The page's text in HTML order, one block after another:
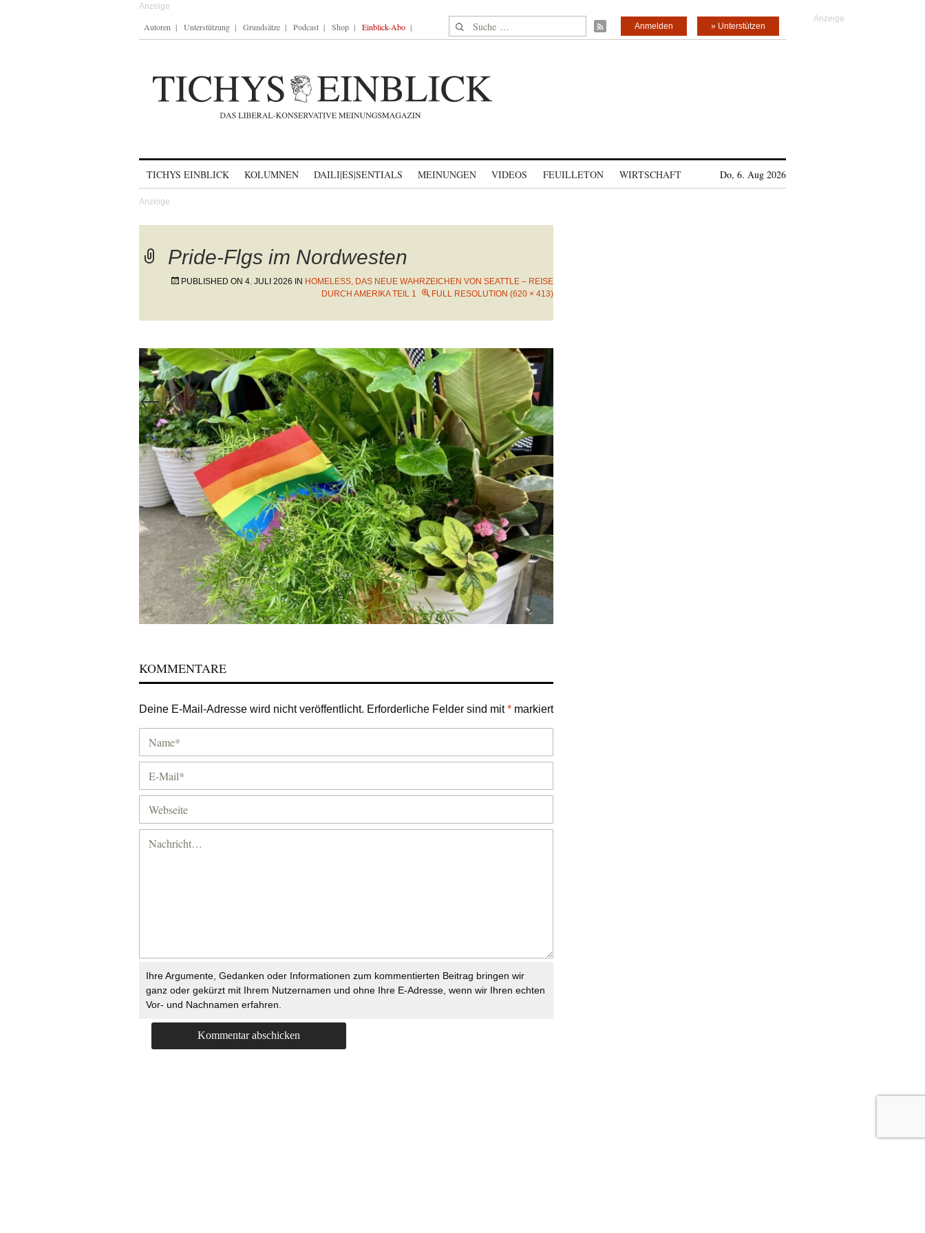
Autoren Unterstützung Grundsätze Podcast Shop Einblick-Abo Suche nach: » Unterstützen
Anmelden
TICHYS EINBLICK KOLUMNEN DAILI|ES|SENTIALS MEINUNGEN VIDEOS FEUILLETON WIRTSCHAFT Do, 6. Aug 2026
Pride-Flgs im Nordwesten
PUBLISHED ON 4. JULI 2026 IN HOMELESS, DAS NEUE WAHRZEICHEN VON SEATTLE – REISE
DURCH AMERIKA TEIL 1
FULL RESOLUTION (620 × 413)
←Previous
KOMMENTARE
Deine E-Mail-Adresse wird nicht veröffentlicht. Erforderliche Felder sind mit* markiert
Ihre Argumente, Gedanken oder Informationen zum kommentierten Beitrag bringen wir
ganz oder gekürzt mit Ihrem Nutzernamen und ohne Ihre E-Adresse, wenn wir Ihren echten
Vor- und Nachnamen erfahren.